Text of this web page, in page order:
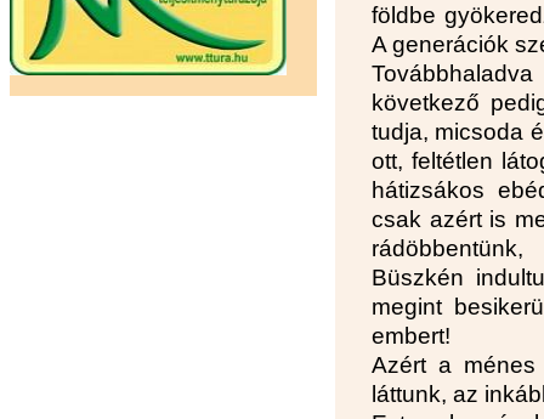
földbe
A generációk
következő
tudja, micsoda
ott, feltétlen
hátizsákos
csak azért is
Büszkén
megint
embert!
Azért a
láttunk, az